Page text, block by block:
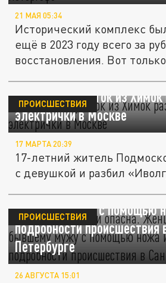
21 МАЯ 05:34
Исторический комплекс
ещё в 2023 году всего за
восстановления. Вот
Пьяный подросток из
электрички в Москве
ПРОИСШЕСТВИЯ
17 МАРТА 20:39
17-летний житель
с девушкой и разбил
Ревнива, в ярости опасна.
бывшему мужу с помощью
подробности происшествия
Петербурге
ПРОИСШЕСТВИЯ
26 АВГУСТА 15:01